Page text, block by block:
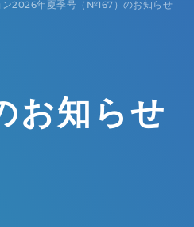
ン2026年夏季号（№167）のお知らせ
お知らせ